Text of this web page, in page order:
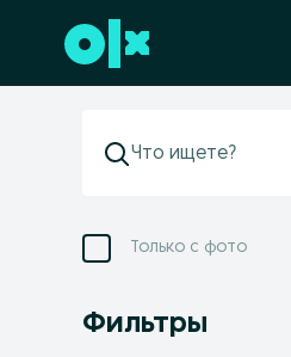
Перейти к нижнему колонтитулу
Только с фото
Фильтры